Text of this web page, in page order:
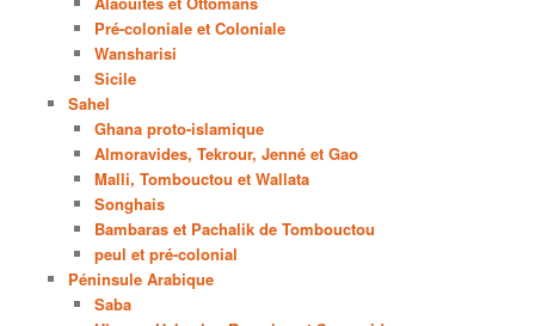
Pré-coloniale et Coloniale
Wansharisi
Sicile
Sahel
Ghana proto-islamique
Almoravides, Tekrour, Jenné et Gao
Malli, Tombouctou et Wallata
Songhais
Bambaras et Pachalik de Tombouctou
peul et pré-colonial
Péninsule Arabique
Saba